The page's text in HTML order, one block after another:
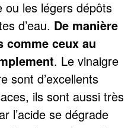
ou les légers dépôts
d’eau. De manière
comme ceux au
. Le vinaigre
sont d’excellents
ils sont aussi très
l’acide se dégrade